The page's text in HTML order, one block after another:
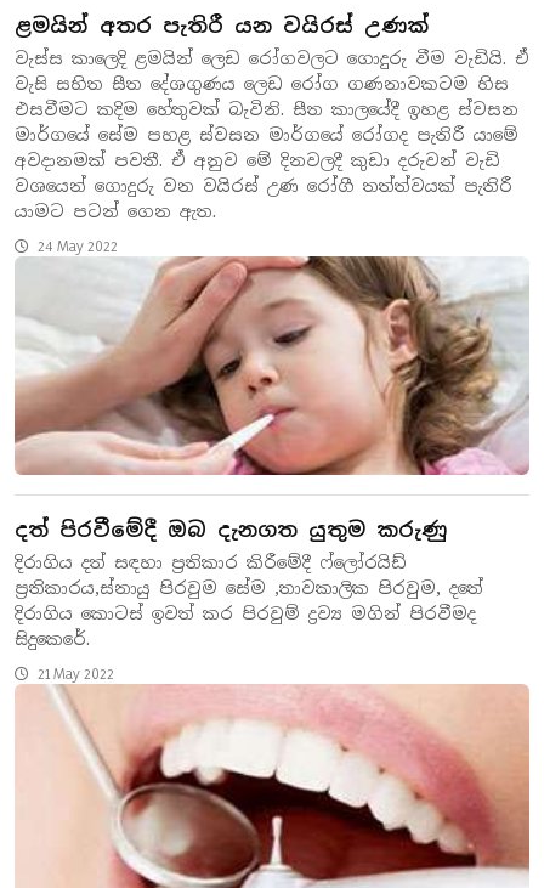
ළමයින් අතර පැතිරී යන වයිරස් උණක්
වැස්ස කාලෙදි ළමයින් ලෙඩ රෝගවලට ගොදුරු වීම වැඩියි. ඒ
වැසි සහිත සීත දේශගුණය ලෙඩ රෝග ගණනාවකටම හිස
එසවීමට කදිම හේතුවක් බැවිනි. සීත කාලයේදී ඉහළ ස්වසන
මාර්ගයේ සේම පහළ ස්වසන මාර්ගයේ රෝගද පැතිරී යාමේ
අවදානමක් පවතී. ඒ අනුව මේ දිනවලදී කුඩා දරුවන් වැඩි
වශයෙන් ගොදුරු වන වයිරස් උණ රෝගී තත්ත්වයක් පැතිරී
යාමට පටන් ගෙන ඇත.
24 May 2022
දත් පිරවීමේදී ඔබ දැනගත යුතුම කරුණු
දිරාගිය දත් සඳහා ප්‍රතිකාර කිරීමේදී ෆ්ලෝරයිඩ්
ප්‍රතිකාරය,ස්නායු පිරවුම සේම ,තාවකාලික පිරවුම, දතේ
දිරාගිය කොටස් ඉවත් කර පිරවුම් ද්‍රව්‍ය මගින් පිරවීමද
සිදුකෙරේ.
21 May 2022